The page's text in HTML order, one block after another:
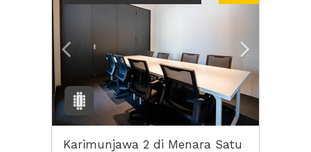
Karimunjawa 2 di Menara Satu